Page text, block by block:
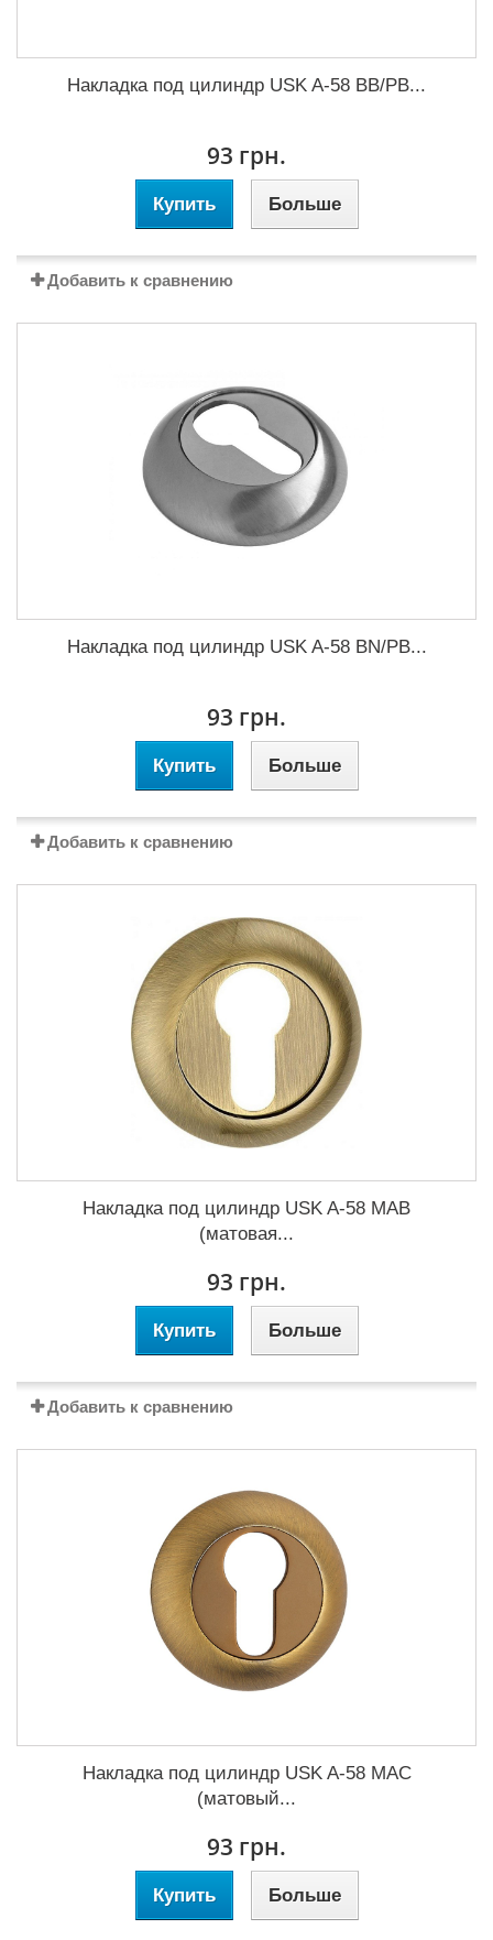
Накладка под цилиндр USK A-58 BB/PB...
93 грн.
Купить Больше
Добавить к сравнению
Накладка под цилиндр USK A-58 BN/PB...
93 грн.
Купить Больше
Добавить к сравнению
Накладка под цилиндр USK A-58 MAB
(матовая...
93 грн.
Купить Больше
Добавить к сравнению
Накладка под цилиндр USK A-58 MAC
(матовый...
93 грн.
Купить Больше